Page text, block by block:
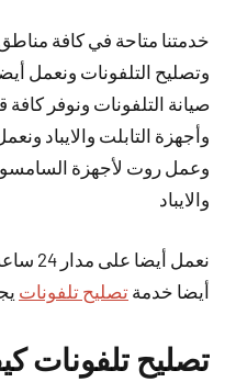
خدمتنا متاحة في كافة
وتصليح التلفونات ونعمل
صيانة التلفونات ونوفر كافة
وأجهزة التابلت والايباد
وعمل روت لأجهزة
والايباد
نعمل أيضا
على
أيضا خدمة تصليح تلفونات
تصليح تلفونات